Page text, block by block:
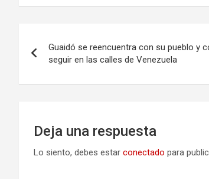
de
entradas
Guaidó se reencuentra con su pueblo y
seguir en las calles de Venezuela
Deja una respuesta
Lo siento, debes estar conectado para